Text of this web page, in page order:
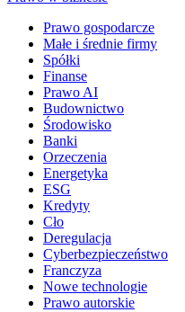
Prawo gospodarcze
Małe i średnie firmy
Spółki
Finanse
Prawo AI
Budownictwo
Środowisko
Banki
Orzeczenia
Energetyka
ESG
Kredyty
Cło
Deregulacja
Cyberbezpieczeństwo
Franczyza
Nowe technologie
Prawo autorskie